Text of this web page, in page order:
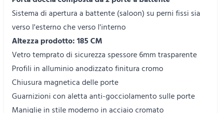
Sistema di apertura a battente (saloon) su perni fissi sia
verso l'esterno che verso l'interno
Altezza prodotto: 185 CM
Vetro temprato di sicurezza spessore 6mm trasparente
Profili in alluminio anodizzato finitura cromo
Chiusura magnetica delle porte
Guarnizioni con aletta anti-gocciolamento sulle porte
Maniglie in stile moderno in acciaio cromato